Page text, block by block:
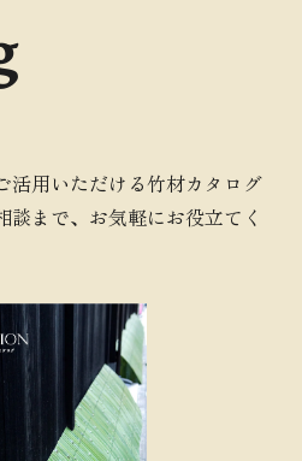
活用いただける竹材カタログ
談まで、お気軽にお役立てく